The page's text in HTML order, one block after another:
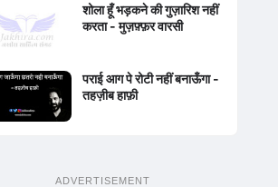
शोला हूँ भड़कने की गुज़ारिश नहीं
करता - मुज़फ़्फ़र वारसी
पराई आग पे रोटी नहीं बनाऊँगा -
तहज़ीब हाफ़ी
ADVERTISEMENT